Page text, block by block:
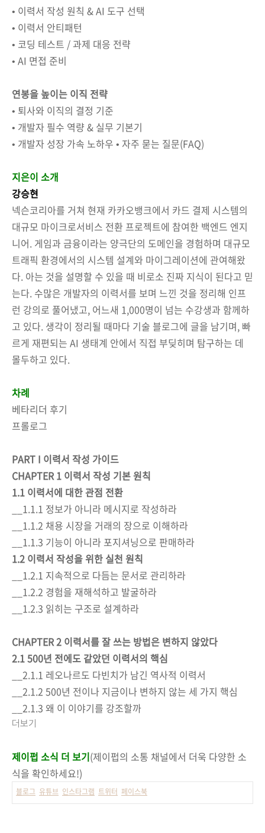
• 이력서 작성 원칙 & AI 도구 선택
• 이력서 안티패턴
• 코딩 테스트 / 과제 대응 전략
• AI 면접 준비
연봉을 높이는 이직 전략
• 퇴사와 이직의 결정 기준
• 개발자 필수 역량 & 실무 기본기
• 개발자 성장 가속 노하우 • 자주 묻는 질문(FAQ)
지은이 소개
강승현
넥슨코리아를 거쳐 현재 카카오뱅크에서 카드 결제 시스템의
대규모 마이크로서비스 전환 프로젝트에 참여한 백엔드 엔지
니어. 게임과 금융이라는 양극단의 도메인을 경험하며 대규모
트래픽 환경에서의 시스템 설계와 마이그레이션에 관여해왔
다. 아는 것을 설명할 수 있을 때 비로소 진짜 지식이 된다고 믿
는다. 수많은 개발자의 이력서를 보며 느낀 것을 정리해 인프
런 강의로 풀어냈고, 어느새 1,000명이 넘는 수강생과 함께하
고 있다. 생각이 정리될 때마다 기술 블로그에 글을 남기며, 빠
르게 재편되는 AI 생태계 안에서 직접 부딪히며 탐구하는 데
몰두하고 있다.
차례
베타리더 후기
프롤로그
PART I 이력서 작성 가이드
CHAPTER 1 이력서 작성 기본 원칙
1.1 이력서에 대한 관점 전환
__1.1.1 정보가 아니라 메시지로 작성하라
__1.1.2 채용 시장을 거래의 장으로 이해하라
__1.1.3 기능이 아니라 포지셔닝으로 판매하라
1.2 이력서 작성을 위한 실천 원칙
__1.2.1 지속적으로 다듬는 문서로 관리하라
__1.2.2 경험을 재해석하고 발굴하라
__1.2.3 읽히는 구조로 설계하라
CHAPTER 2 이력서를 잘 쓰는 방법은 변하지 않았다
2.1 500년 전에도 같았던 이력서의 핵심
__2.1.1 레오나르도 다빈치가 남긴 역사적 이력서
__2.1.2 500년 전이나 지금이나 변하지 않는 세 가지 핵심
__2.1.3 왜 이 이야기를 강조할까
더보기
제이펍 소식 더 보기(제이펍의 소통 채널에서 더욱 다양한 소
식을 확인하세요!)
블로그 유튜브 인스타그램 트위터 페이스북